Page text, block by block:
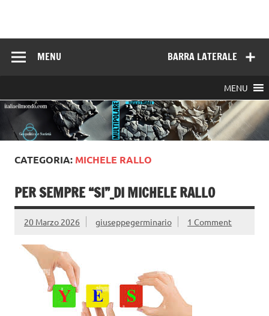
BARRA LATERALE
MENU
MENU
CATEGORIA: MICHELE RALLO
PER SEMPRE “SI”_DI MICHELE RALLO
20 Marzo 2026 giuseppegerminario 1 Comment